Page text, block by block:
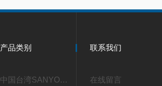
产品类别
中国台湾SANYOU三友
联系我们
在线留言